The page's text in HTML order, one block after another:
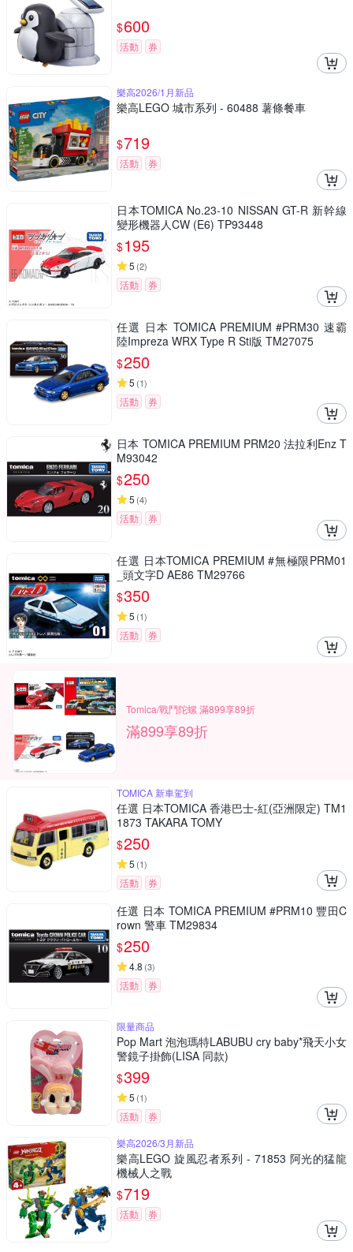
$600
活動 券
樂高2026/1月新品
樂高LEGO 城市系列 - 60488 薯條餐車
$719
活動 券
日本TOMICA No.23-10 NISSAN GT-R 新幹線
變形機器人CW (E6) TP93448
$195
5 (2)
活動 券
任選 日本 TOMICA PREMIUM #PRM30 速霸
陸Impreza WRX Type R Sti版 TM27075
$250
5 (1)
活動 券
日本 TOMICA PREMIUM PRM20 法拉利Enz T
M93042
$250
5 (4)
活動 券
任選 日本TOMICA PREMIUM #無極限PRM01
_頭文字D AE86 TM29766
$350
5 (1)
活動 券
Tomica/戰鬥陀螺 滿899享89折
滿899享89折
TOMICA 新車駕到
任選 日本TOMICA 香港巴士-紅(亞洲限定) TM1
1873 TAKARA TOMY
$250
5 (1)
活動 券
任選 日本 TOMICA PREMIUM #PRM10 豐田C
rown 警車 TM29834
$250
4.8 (3)
活動 券
限量商品
Pop Mart 泡泡瑪特LABUBU cry baby*飛天小女
警鏡子掛飾(LISA 同款)
$399
5 (1)
活動
券
樂高2026/3月新品
樂高LEGO 旋風忍者系列 - 71853 阿光的猛龍
機械人之戰
$719
活動 券